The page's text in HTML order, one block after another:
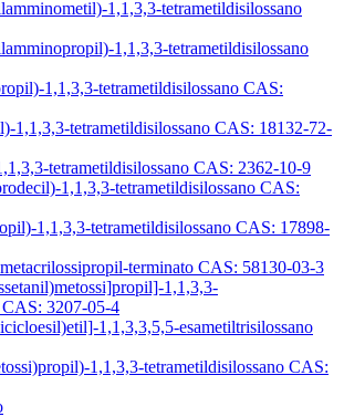
1,1,3,3-tetrametildisilossano
1,1,3,3-tetrametildisilossano
1,1,3,3-tetrametildisilossano CAS:
1,1,3,3-tetrametildisilossano CAS: 18132-72-
tetrametildisilossano CAS: 2362-10-9
1,1,3,3-tetrametildisilossano CAS:
1,1,3,3-tetrametildisilossano CAS: 17898-
terminato CAS: 58130-03-3
1,1,3,3-
CAS: 3207-05-4
1,1,3,3,5,5-esametiltrisilossano
1,1,3,3-tetrametildisilossano CAS: